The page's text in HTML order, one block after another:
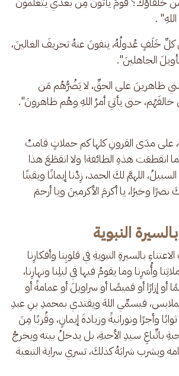
.
خَلَفٍ عُدولُهُ، ينفونَ عنهُ تحريفَ الغالينَ،
الجاهلينَ".
ظاهرينَ على الحقِّ، لا يَضُرُّهُم مَن
حتى يأتيَ أمرُ اللهِ وهُم ظاهرونَ".
على مدَى القرونِ كلها كم حملاتٍ قامتْ
انقطعَت هذهِ الطائفة! ولا انقطَعَ هذا
اللهمَّ لكَ الحمد، زِدْنا إيمانًا ويقينًا
وخيرًا، يا أكرمَ الأكرمينَ ويا أرحمَ
النبوية
بالسيرةِ النبويةِ في قلوبِنا وأفكارِنا
وأُسَرِنا وما يقومُ فيها في ليلِنا ونهارِنا،
أو إزارًا أو قميصًا أو سراويلَ أو عمامةً أو
فيسمِّي اللهَ ويقتدي بمحمدِ بنِ عبدِ
وأجرًا ونورانيةً وزيادةَ إيمانٍ، وقُربًا مِنَ
باتِّباعِ سيدِ الأحبةِ، بل يدخلُ بيته ويخرجُ
ويشرب شرابَهُ كذلكَ، تسري سراية التبعية